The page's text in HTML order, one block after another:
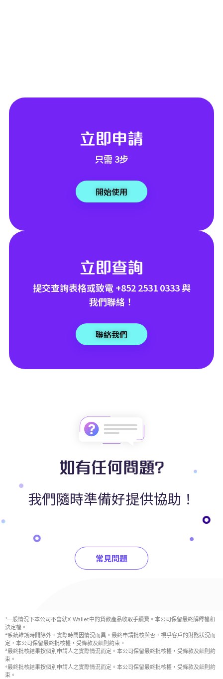
立即申請
只需 3步
開始使用
立即查詢
提交查詢表格或致電 +852 2531 0333 與
我們聯絡！
聯絡我們
如有任何問題?
我們隨時準備好提供協助！
常見問題
¹一般情況下本公司不會就X Wallet中的貸款產品收取手續費。本公司保留最終解釋權和
決定權。
²系統維護時間除外，實際時間因情況而異。最終申請批核與否，視乎客戶的財務狀況而
定，本公司保留最終批核權，受條款及細則約束。
³最終批核結果按個別申請人之實際情況而定。本公司保留最終批核權，受條款及細則約
束。
⁴最終批核結果按個別申請人之實際情況而定。本公司保留最終批核權，受條款及細則約
束。